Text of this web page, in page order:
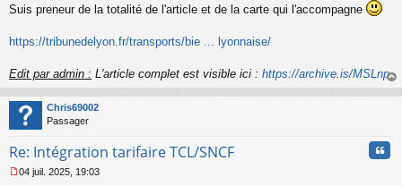
g
n
n
l
u
Suis preneur de la totalité de l'article et de la carte qui l'accompagne
https://tribunedelyon.fr/transports/bie ... lyonnaise/
Edit par admin : L'article complet est visible ici : https://archive.is/MSLnp
au
Chris69002
Passager
Re: Intégration tarifaire TCL/SNCF
04 juil. 2025, 19:03